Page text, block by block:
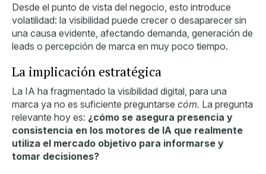
Desde el punto de vista del negocio, esto introduce
volatilidad: la visibilidad puede crecer o desaparecer sin
una causa evidente, afectando demanda, generación de
leads o percepción de marca en muy poco tiempo.
La implicación estratégica
La IA ha fragmentado la visibilidad digital, para una
marca ya no es suficiente preguntarse cóm. La pregunta
relevante hoy es: ¿cómo se asegura presencia y
consistencia en los motores de IA que realmente
utiliza el mercado objetivo para informarse y
tomar decisiones?